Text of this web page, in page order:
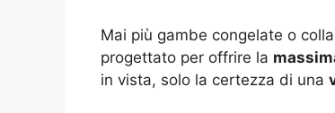
Mai più gambe congelate o
progettato per offrire la
in vista, solo la certezza di una